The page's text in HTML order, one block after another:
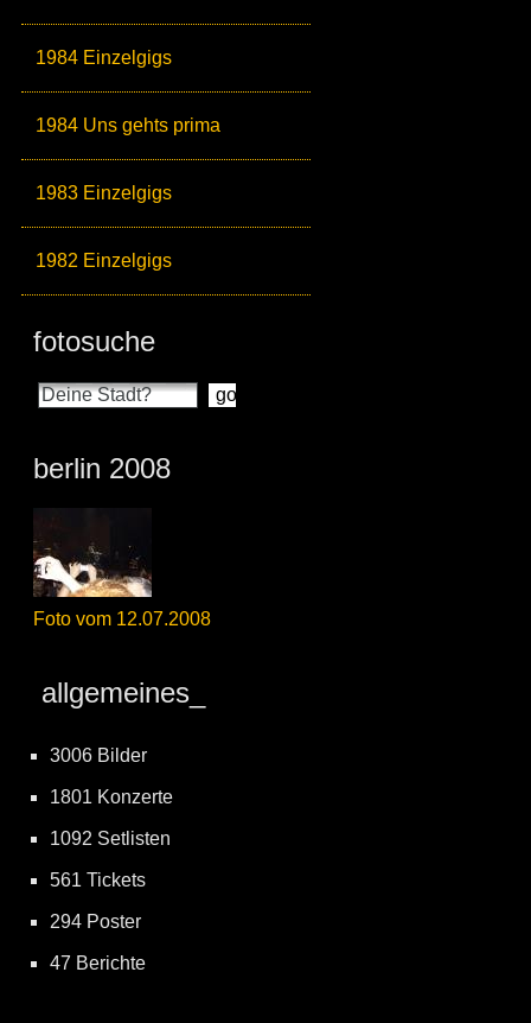
1984 Einzelgigs
1984 Uns gehts prima
1983 Einzelgigs
1982 Einzelgigs
fotosuche
berlin 2008
Foto vom 12.07.2008
allgemeines_
3006 Bilder
1801 Konzerte
1092 Setlisten
561 Tickets
294 Poster
47 Berichte